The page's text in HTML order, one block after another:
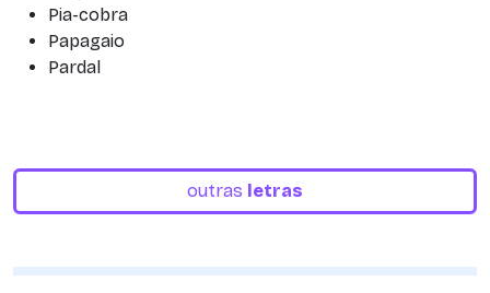
Pia-cobra
Papagaio
Pardal
outras letras